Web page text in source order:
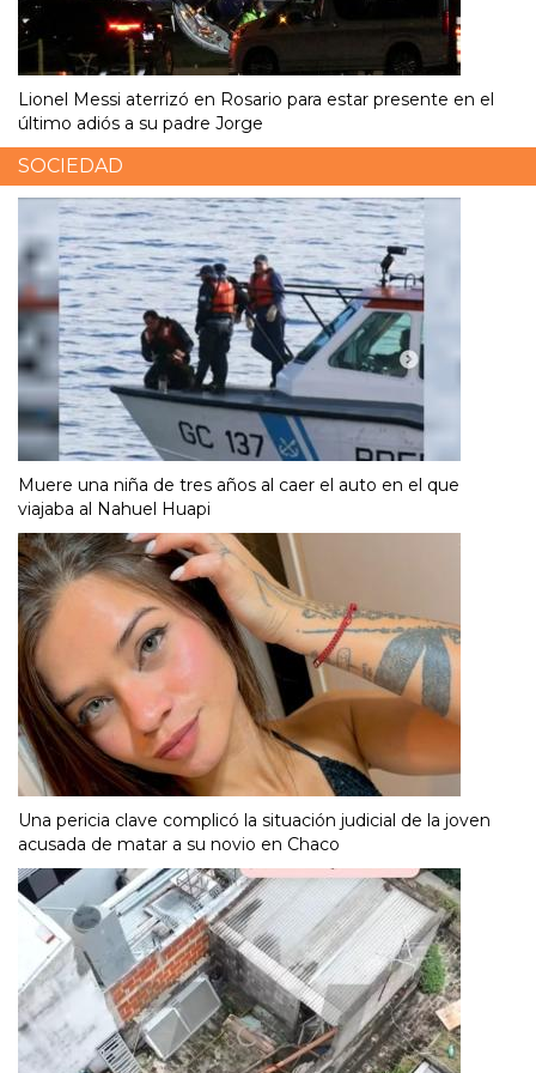
Lionel Messi aterrizó en Rosario para estar presente en el
último adiós a su padre Jorge
SOCIEDAD
Muere una niña de tres años al caer el auto en el que
viajaba al Nahuel Huapi
Una pericia clave complicó la situación judicial de la joven
acusada de matar a su novio en Chaco